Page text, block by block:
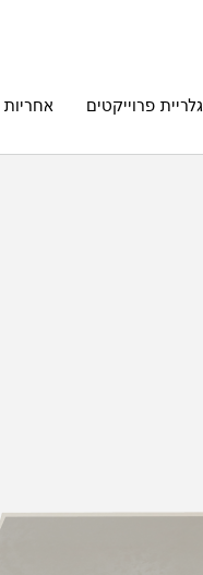
גלריית פרוייקטים